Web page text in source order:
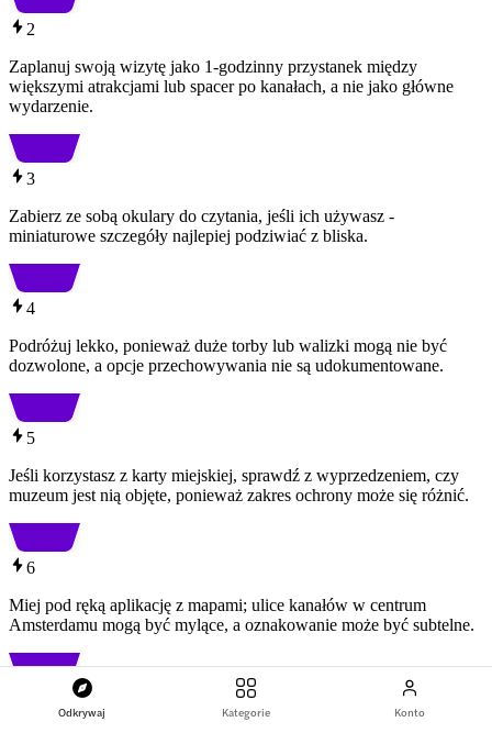
Odkrywaj Kategorie Konto
2
Zaplanuj swoją wizytę jako 1-godzinny przystanek między
większymi atrakcjami lub spacer po kanałach, a nie jako główne
wydarzenie.
3
Zabierz ze sobą okulary do czytania, jeśli ich używasz -
miniaturowe szczegóły najlepiej podziwiać z bliska.
4
Podróżuj lekko, ponieważ duże torby lub walizki mogą nie być
dozwolone, a opcje przechowywania nie są udokumentowane.
5
Jeśli korzystasz z karty miejskiej, sprawdź z wyprzedzeniem, czy
muzeum jest nią objęte, ponieważ zakres ochrony może się różnić.
6
Miej pod ręką aplikację z mapami; ulice kanałów w centrum
Amsterdamu mogą być mylące, a oznakowanie może być subtelne.